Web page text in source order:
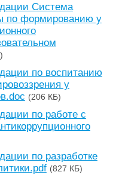
Система
по формированию у
по воспитанию
у
(206 КБ)
по работе с
по разработке
(827 КБ)